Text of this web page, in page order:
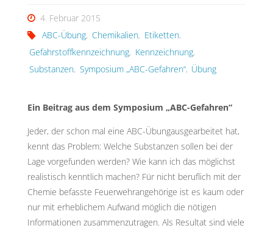
4. Februar 2015
ABC-Übung, Chemikalien, Etiketten,
Gefahrstoffkennzeichnung, Kennzeichnung,
Substanzen, Symposium „ABC-Gefahren“, Übung
Ein Beitrag aus dem Symposium „ABC-Gefahren“
Jeder, der schon mal eine ABC-Übungausgearbeitet hat,
kennt das Problem: Welche Substanzen sollen bei der
Lage vorgefunden werden? Wie kann ich das möglichst
realistisch kenntlich machen? Für nicht beruflich mit der
Chemie befasste Feuerwehrangehörige ist es kaum oder
nur mit erheblichem Aufwand möglich die nötigen
Informationen zusammenzutragen. Als Resultat sind viele